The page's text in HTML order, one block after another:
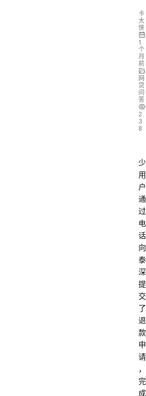
卡
大
侠
1
个
月
前
网
贷
问
答
2
3
8
少
用
户
通
过
电
话
向
泰
深
提
交
了
退
款
申
请
，
完
成